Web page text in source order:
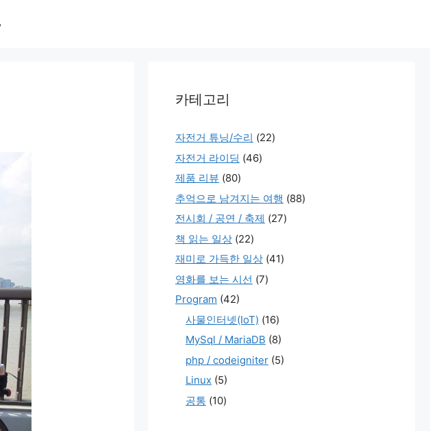
카테고리
자전거 튜닝/수리 (22)
자전거 라이딩 (46)
제품 리뷰 (80)
추억으로 남겨지는 여행 (88)
전시회 / 공연 / 축제 (27)
책 읽는 일상 (22)
재미로 가득한 일상 (41)
영화를 보는 시선 (7)
Program (42)
사물인터넷(IoT) (16)
MySql / MariaDB (8)
php / codeigniter (5)
Linux (5)
공통 (10)